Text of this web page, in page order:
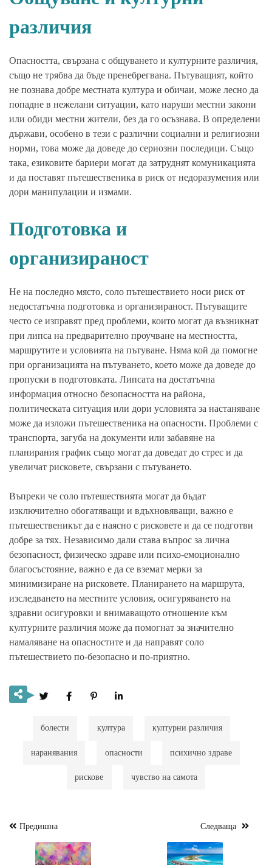
различия
Опасността, свързана с общуването и културните различия,
също не трябва да бъде пренебрегвана. Пътуващият, който
не познава добре местната култура и обичаи, може лесно да
попадне в нежелани ситуации, като наруши местни закони
или обиди местни жители, без да го осъзнава. В определени
държави, особено в тези с различни социални и религиозни
норми, това може да доведе до сериозни последици. Също
така, езиковите бариери могат да затруднят комуникацията
и да поставят пътешественика в риск от недоразумения или
дори манипулации и измами.
Подготовка и
организираност
Не на последно място, соло пътешествието носи риск от
недостатъчна подготовка и организираност. Пътуващите
често се изправят пред проблеми, които могат да възникнат
при липса на предварително проучване на местността,
маршрутите и условията на пътуване. Няма кой да помогне
при организацията на пътуването, което може да доведе до
пропуски в подготовката. Липсата на достатъчна
информация относно безопасността на района,
политическата ситуация или дори условията за настаняване
може да изложи пътешественика на опасности. Проблеми с
транспорта, загуба на документи или забавяне на
планирания график също могат да доведат до стрес и да
увеличат рисковете, свързани с пътуването.
Въпреки че соло пътешествията могат да бъдат
изключително обогатяващи и вдъхновяващи, важно е
пътешественикът да е наясно с рисковете и да се подготви
добре за тях. Независимо дали става въпрос за лична
безопасност, физическо здраве или психо-емоционално
благосъстояние, важно е да се вземат мерки за
минимизиране на рисковете. Планирането на маршрута,
изследването на местните условия, осигуряването на
здравни осигуровки и внимаващото отношение към
културните различия може да помогнат за значително
намаляване на опасностите и да направят соло
пътешествието по-безопасно и по-приятно.
болести култура културни различия
наранявания опасности психично здраве
рискове чувство на самота
Навигация
Предишна Следваща